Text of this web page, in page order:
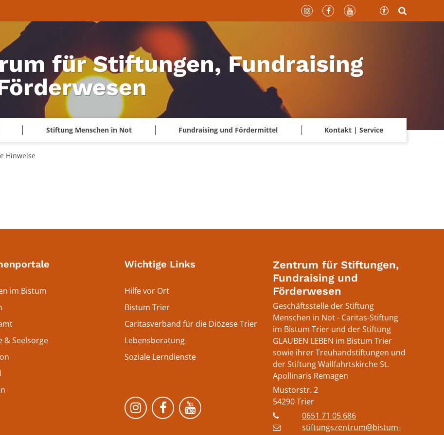
für Stiftungen, Fundraising
Stiftung Menschen in Not Fundraising und Fördermittel Kontakt | Service
Hinweise
im Bistum
& Seelsorge
Wichtige Links
Hilfe vor Ort
Bistum Trier
Caritasverband für die Diözese Trier
Lebensberatung
Soziale Lerndienste
Bistum Trier auf Instragram
Bistum Trier auf Facebook
Bistum Trier auf YouTube
Zentrum für Stiftungen,
Fundraising und
Förderwesen
Geschäftsstelle der Stiftung
Menschen in Not - Caritas-Stiftung
im Bistum Trier und der Stiftung
GLAUBEN LEBEN im Bistum Trier
sowie ihrer Treuhandstiftungen und
der Stiftung Wallfahrtskirche St.
Apollinaris Remagen
Mustorstr. 2
54290Trier
0651 71 05 686
stiftungszentrum@bistum-